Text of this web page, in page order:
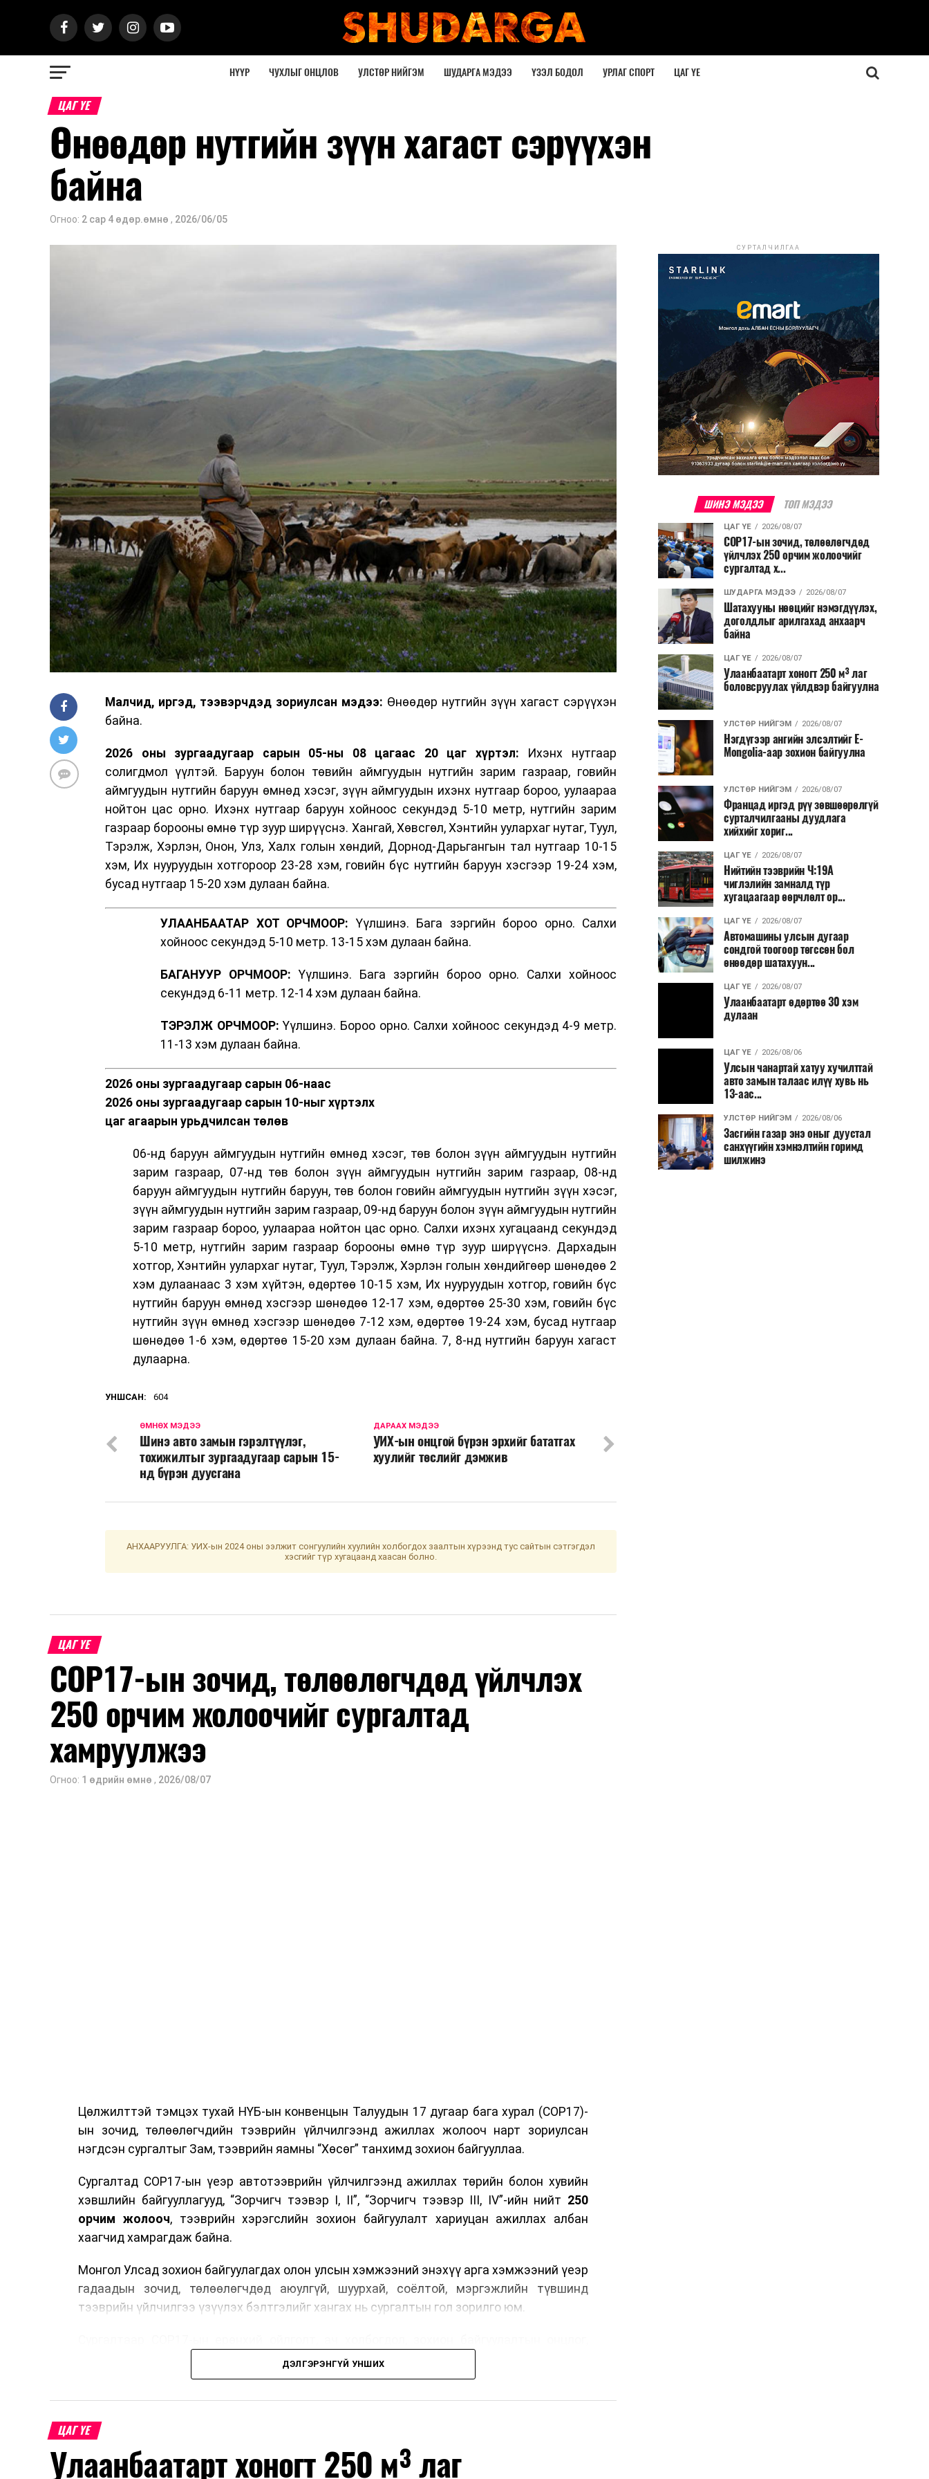
НҮҮР ЧУХЛЫГ ОНЦЛОВ УЛСТӨР НИЙГЭМ ШУДАРГА МЭДЭЭ ҮЗЭЛ БОДОЛ УРЛАГ СПОРТ ЦАГ ҮЕ
ЦАГ ҮЕ
Өнөөдөр нутгийн зүүн хагаст сэрүүхэн
байна
Огноо: 2 сар 4 өдөр.өмнө , 2026/06/05
Малчид, иргэд, тээвэрчдэд зориулсан мэдээ: Өнөөдөр нутгийн зүүн хагаст сэрүүхэн
байна.
2026 оны зургаадугаар сарын 05-ны 08 цагаас 20 цаг хүртэл: Ихэнх нутгаар
солигдмол үүлтэй. Баруун болон төвийн аймгуудын нутгийн зарим газраар, говийн
аймгуудын нутгийн баруун өмнөд хэсэг, зүүн аймгуудын ихэнх нутгаар бороо, уулаараа
нойтон цас орно. Ихэнх нутгаар баруун хойноос секундэд 5-10 метр, нутгийн зарим
газраар борооны өмнө түр зуур ширүүснэ. Хангай, Хөвсгөл, Хэнтийн уулархаг нутаг, Туул,
Тэрэлж, Хэрлэн, Онон, Улз, Халх голын хөндий, Дорнод-Дарьгангын тал нутгаар 10-15
хэм, Их нууруудын хотгороор 23-28 хэм, говийн бүс нутгийн баруун хэсгээр 19-24 хэм,
бусад нутгаар 15-20 хэм дулаан байна.
УЛААНБААТАР ХОТ ОРЧМООР: Үүлшинэ. Бага зэргийн бороо орно. Салхи
хойноос секундэд 5-10 метр. 13-15 хэм дулаан байна.
БАГАНУУР ОРЧМООР: Үүлшинэ. Бага зэргийн бороо орно. Салхи хойноос
секундэд 6-11 метр. 12-14 хэм дулаан байна.
ТЭРЭЛЖ ОРЧМООР: Үүлшинэ. Бороо орно. Салхи хойноос секундэд 4-9 метр.
11-13 хэм дулаан байна.
2026 оны зургаадугаар сарын 06-наас
2026 оны зургаадугаар сарын 10-ныг хүртэлх
цаг агаарын урьдчилсан төлөв
06-нд баруун аймгуудын нутгийн өмнөд хэсэг, төв болон зүүн аймгуудын нутгийн
зарим газраар, 07-нд төв болон зүүн аймгуудын нутгийн зарим газраар, 08-нд
баруун аймгуудын нутгийн баруун, төв болон говийн аймгуудын нутгийн зүүн хэсэг,
зүүн аймгуудын нутгийн зарим газраар, 09-нд баруун болон зүүн аймгуудын нутгийн
зарим газраар бороо, уулаараа нойтон цас орно. Салхи ихэнх хугацаанд секундэд
5-10 метр, нутгийн зарим газраар борооны өмнө түр зуур ширүүснэ. Дархадын
хотгор, Хэнтийн уулархаг нутаг, Туул, Тэрэлж, Хэрлэн голын хөндийгөөр шөнөдөө 2
хэм дулаанаас 3 хэм хүйтэн, өдөртөө 10-15 хэм, Их нууруудын хотгор, говийн бүс
нутгийн баруун өмнөд хэсгээр шөнөдөө 12-17 хэм, өдөртөө 25-30 хэм, говийн бүс
нутгийн зүүн өмнөд хэсгээр шөнөдөө 7-12 хэм, өдөртөө 19-24 хэм, бусад нутгаар
шөнөдөө 1-6 хэм, өдөртөө 15-20 хэм дулаан байна. 7, 8-нд нутгийн баруун хагаст
дулаарна.
УНШСАН: 604
ДАРААХ МЭДЭЭ
УИХ-ын онцгой бүрэн эрхийг бататгах
хуулийг төслийг дэмжив
ӨМНӨХ МЭДЭЭ
Шинэ авто замын гэрэлтүүлэг,
тохижилтыг зургаадугаар сарын 15-
нд бүрэн дуусгана
АНХААРУУЛГА: УИХ-ын 2024 оны ээлжит сонгуулийн хуулийн холбогдох заалтын хүрээнд тус сайтын сэтгэгдэл
хэсгийг түр хугацаанд хаасан болно.
ЦАГ ҮЕ
COP17-ын зочид, төлөөлөгчдөд үйлчлэх
250 орчим жолоочийг сургалтад
хамруулжээ
Огноо: 1 өдрийн өмнө , 2026/08/07
Цөлжилттэй тэмцэх тухай НҮБ-ын конвенцын Талуудын 17 дугаар бага хурал (COP17)-
ын зочид, төлөөлөгчдийн тээврийн үйлчилгээнд ажиллах жолооч нарт зориулсан
нэгдсэн сургалтыг Зам, тээврийн яамны “Хөсөг” танхимд зохион байгууллаа.
Сургалтад COP17-ын үеэр автотээврийн үйлчилгээнд ажиллах төрийн болон хувийн
хэвшлийн байгууллагууд, “Зорчигч тээвэр I, II”, “Зорчигч тээвэр III, IV”-ийн нийт 250
орчим жолооч, тээврийн хэрэгслийн зохион байгуулалт хариуцан ажиллах албан
хаагчид хамрагдаж байна.
Монгол Улсад зохион байгуулагдах олон улсын хэмжээний энэхүү арга хэмжээний үеэр
гадаадын зочид, төлөөлөгчдөд аюулгүй, шуурхай, соёлтой, мэргэжлийн түвшинд
тээврийн үйлчилгээ үзүүлэх бэлтгэлийг хангах нь сургалтын гол зорилго юм.
зочид, төлөөлөгчдийн ангилал, үйлчилгээний стандарт, жолооч нарын үүрэг
хариуцлага, сахилга бат, үйлчилгээний соёл, ёс зүй, мэргэжлийн харилцааны талаар
Түүнчлэн зочдыг нисэх буудлаас угтан авах, зочид буудал болон арга хэмжээний
байршилд хүргэх үе шат, маршрут, хөдөлгөөний зохион байгуулалт, цагийн менежмент,
мэдээлэл дамжуулах журам, холбогдох байгууллагуудын уялдаа холбоо, аюулгүй
ДЭЛГЭРЭНГҮЙ УНШИХ
ЦАГ ҮЕ
Улаанбаатарт хоногт 250 м³ лаг
СУРТАЛЧИЛГАА
ШИНЭ МЭДЭЭ ТОП МЭДЭЭ
ЦАГ ҮЕ 2026/08/07
COP17-ын зочид, төлөөлөгчдөд
үйлчлэх 250 орчим жолоочийг
сургалтад х...
ШУДАРГА МЭДЭЭ 2026/08/07
Шатахууны нөөцийг нэмэгдүүлэх,
доголдлыг арилгахад анхаарч
байна
ЦАГ ҮЕ 2026/08/07
Улаанбаатарт хоногт 250 м³ лаг
боловсруулах үйлдвэр байгуулна
УЛСТӨР НИЙГЭМ 2026/08/07
Нэгдүгээр ангийн элсэлтийг E-
Mongolia-аар зохион байгуулна
УЛСТӨР НИЙГЭМ 2026/08/07
Францад иргэд рүү зөвшөөрөлгүй
сурталчилгааны дуудлага
хийхийг хориг...
ЦАГ ҮЕ 2026/08/07
Нийтийн тээврийн Ч:19А
чиглэлийн замналд түр
хугацаагаар өөрчлөлт ор...
ЦАГ ҮЕ 2026/08/07
Автомашины улсын дугаар
сондгой тоогоор төгссөн бол
өнөөдөр шатахуун...
ЦАГ ҮЕ 2026/08/07
Улаанбаатарт өдөртөө 30 хэм
дулаан
ЦАГ ҮЕ 2026/08/06
Улсын чанартай хатуу хучилттай
авто замын талаас илүү хувь нь
13-аас...
УЛСТӨР НИЙГЭМ 2026/08/06
Засгийн газар энэ оныг дуустал
санхүүгийн хэмнэлтийн горимд
шилжинэ